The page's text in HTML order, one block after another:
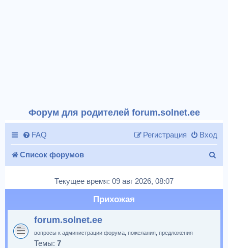
Форум для родителей forum.solnet.ee
FAQ Вход
Регистрация
Список форумов
и
Текущее время: 09 авг 2026, 08:07
Прихожая
forum.solnet.ee
вопросы к администрации форума, пожелания, предложения
Темы: 7